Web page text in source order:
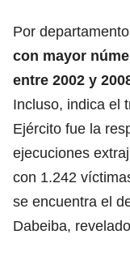
Por
con mayor
entre 2002 y
Incluso, indica el
Ejército fue la
ejecuciones
con 1.242
se encuentra el
Dabeiba,